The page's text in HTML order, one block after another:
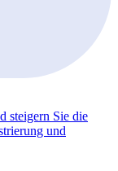
steigern Sie die
und